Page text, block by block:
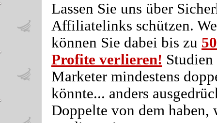
Lassen Sie uns über
Affiliatelinks schützen.
können Sie dabei bis zu
Profite verlieren!
Marketer mindestens
könnte... anders
Doppelte von dem haben,